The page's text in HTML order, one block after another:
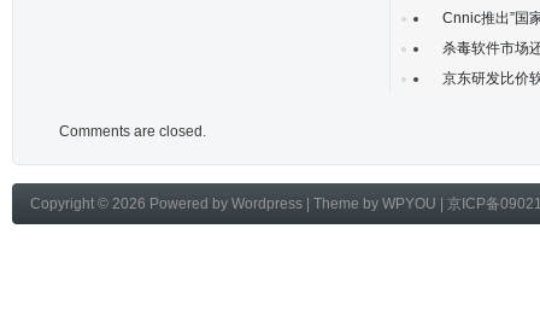
Cnnic推出”国
杀毒软件市场
京东研发比价
Comments are closed.
Copyright © 2026 Powered by Wordpress | Theme by WPYOU 京ICP备